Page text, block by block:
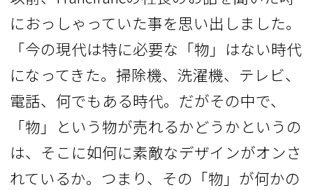
におっしゃっていた事を思い出しました。
「今の現代は特に必要な「物」はない時代
になってきた。掃除機、洗濯機、テレビ、
電話、何でもある時代。だがその中で、
「物」という物が売れるかどうかというの
は、そこに如何に素敵なデザインがオンさ
れているか。つまり、その「物」が何かの